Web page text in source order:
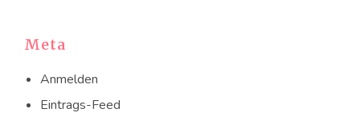
Meta
Anmelden
Eintrags-Feed